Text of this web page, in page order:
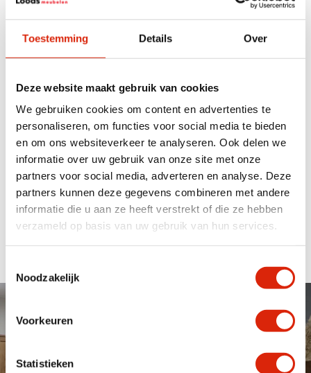
Toestemming Details Over
Deze website maakt gebruik van cookies
We gebruiken cookies om content en advertenties te
personaliseren, om functies voor social media te bieden
en om ons websiteverkeer te analyseren. Ook delen we
informatie over uw gebruik van onze site met onze
partners voor social media, adverteren en analyse. Deze
partners kunnen deze gegevens combineren met andere
informatie die u aan ze heeft verstrekt of die ze hebben
verzameld op basis van uw gebruik van hun services.
Noodzakelijk
Voorkeuren
Statistieken
Ovale houten salontafel
Nog 2 op voorraad
Ovale salontafels
Bij de Loods Meubelen hebben wel een groot assortiment
ovale salontafels op voorraad. Zowel online als in onze
2000m2 showroom kunt u ons ruimte assortiment
bekijken. Heeft u bepaalde specifieke wensen dan kan
maatwerk wellicht voor u als oplossing dienen. Kom
langs in onze onze showroom om de mogelijkheden te
Maatwerk & Showroom van
De Loods Meubelen adviseert, verkoopt en levert kwalitatief
hoogwaardige houten meubelen van teak, suar, eiken en